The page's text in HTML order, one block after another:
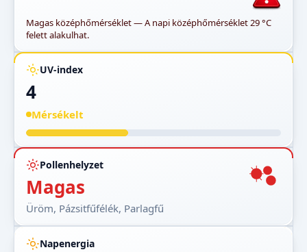
Magas középhőmérséklet — A napi középhőmérséklet 29 °C
felett alakulhat.
UV-index
4
Mérsékelt
Pollenhelyzet
Magas
Üröm, Pázsitfűfélék, Parlagfű
Napenergia